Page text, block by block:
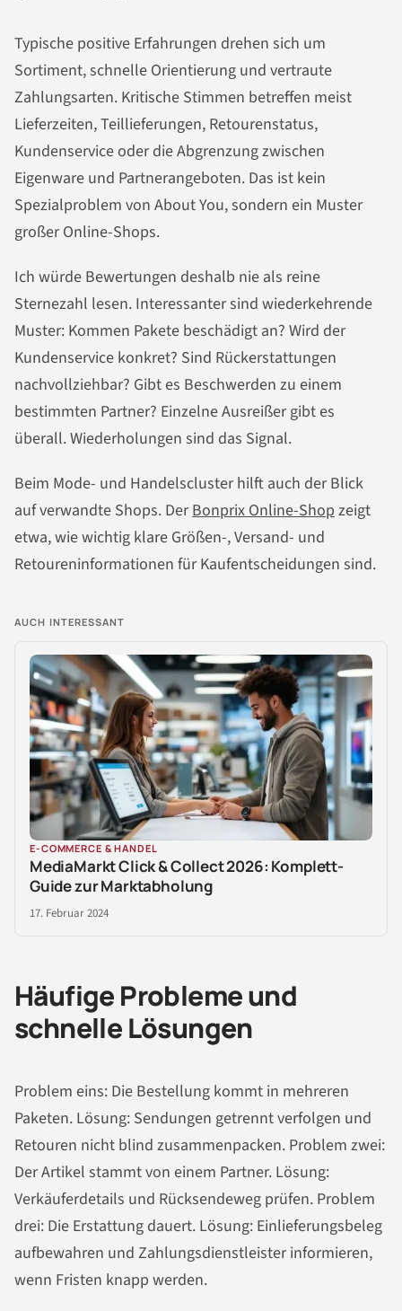
Typische positive Erfahrungen drehen sich um
Sortiment, schnelle Orientierung und vertraute
Zahlungsarten. Kritische Stimmen betreffen meist
Lieferzeiten, Teillieferungen, Retourenstatus,
Kundenservice oder die Abgrenzung zwischen
Eigenware und Partnerangeboten. Das ist kein
Spezialproblem von About You, sondern ein Muster
großer Online-Shops.
Ich würde Bewertungen deshalb nie als reine
Sternezahl lesen. Interessanter sind wiederkehrende
Muster: Kommen Pakete beschädigt an? Wird der
Kundenservice konkret? Sind Rückerstattungen
nachvollziehbar? Gibt es Beschwerden zu einem
bestimmten Partner? Einzelne Ausreißer gibt es
überall. Wiederholungen sind das Signal.
Beim Mode- und Handelscluster hilft auch der Blick
auf verwandte Shops. DerBonprix Online-Shop zeigt
etwa, wie wichtig klare Größen-, Versand- und
Retoureninformationen für Kaufentscheidungen sind.
AUCH INTERESSANT
E-COMMERCE & HANDEL
MediaMarkt Click & Collect 2026: Komplett-
Guide zur Marktabholung
17. Februar 2024
Häufige Probleme und
schnelle Lösungen
Problem eins: Die Bestellung kommt in mehreren
Paketen. Lösung: Sendungen getrennt verfolgen und
Retouren nicht blind zusammenpacken. Problem zwei:
Der Artikel stammt von einem Partner. Lösung:
Verkäuferdetails und Rücksendeweg prüfen. Problem
drei: Die Erstattung dauert. Lösung: Einlieferungsbeleg
aufbewahren und Zahlungsdienstleister informieren,
wenn Fristen knapp werden.